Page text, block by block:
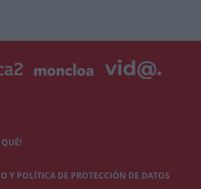
Y POLÍTICA DE PROTECCIÓN DE DATOS